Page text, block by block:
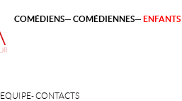
ÉQUIPE CONTACTS
COMÉDIENS COMÉDIENNES